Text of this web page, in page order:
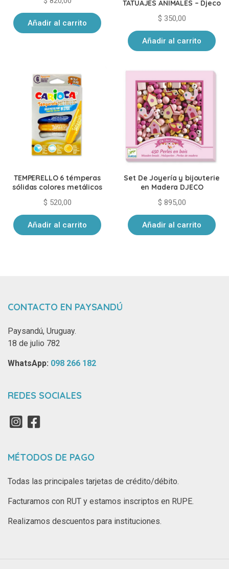
Añadir al carrito
TATUAJES ANIMALES – Djeco
$ 350,00
Añadir al carrito
TEMPERELLO 6 témperas
sólidas colores metálicos
$ 520,00
Añadir al carrito
Set De Joyería y bijouterie
en Madera DJECO
$ 895,00
Añadir al carrito
CONTACTO EN PAYSANDÚ
Paysandú, Uruguay.
18 de julio 782
WhatsApp: ‪ 098 266 182‬
REDES SOCIALES
MÉTODOS DE PAGO
Todas las principales tarjetas de crédito/débito.
Facturamos con RUT y estamos inscriptos en RUPE.
Realizamos descuentos para instituciones.